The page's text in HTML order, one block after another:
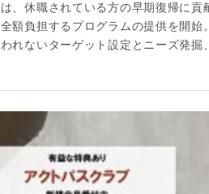
、休職されている方の早期復帰に
額負担するプログラムの提供を開始。
れないターゲット設定とニーズ発